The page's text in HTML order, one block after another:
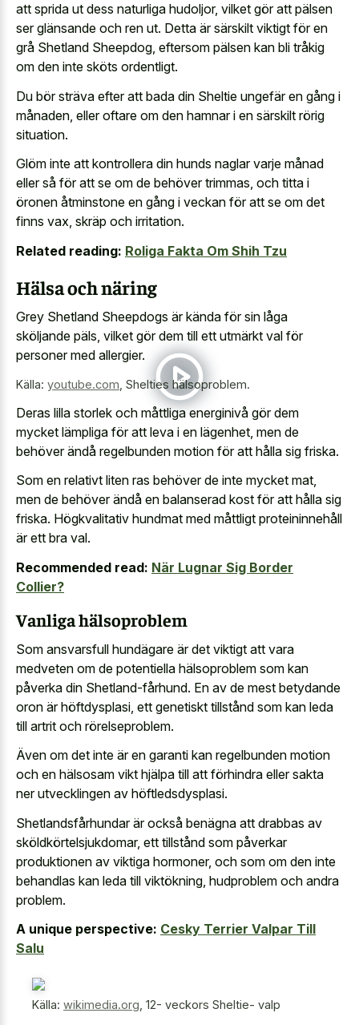
att sprida ut dess naturliga hudoljor, vilket gör att pälsen
ser glänsande och ren ut. Detta är särskilt viktigt för en
grå Shetland Sheepdog, eftersom pälsen kan bli tråkig
om den inte sköts ordentligt.
Du bör sträva efter att bada din Sheltie ungefär en gång i
månaden, eller oftare om den hamnar i en särskilt rörig
situation.
Glöm inte att kontrollera din hunds naglar varje månad
eller så för att se om de behöver trimmas, och titta i
öronen åtminstone en gång i veckan för att se om det
finns vax, skräp och irritation.
Related reading: Roliga Fakta Om Shih Tzu
Hälsa och näring
Grey Shetland Sheepdogs är kända för sin låga
sköljande päls, vilket gör dem till ett utmärkt val för
personer med allergier.
Källa: youtube.com, Shelties hälsoproblem.
Deras lilla storlek och måttliga energinivå gör dem
mycket lämpliga för att leva i en lägenhet, men de
behöver ändå regelbunden motion för att hålla sig friska.
Som en relativt liten ras behöver de inte mycket mat,
men de behöver ändå en balanserad kost för att hålla sig
friska. Högkvalitativ hundmat med måttligt proteininnehåll
är ett bra val.
Recommended read: När Lugnar Sig Border
Collier?
Vanliga hälsoproblem
Som ansvarsfull hundägare är det viktigt att vara
medveten om de potentiella hälsoproblem som kan
påverka din Shetland-fårhund. En av de mest betydande
oron är höftdysplasi, ett genetiskt tillstånd som kan leda
till artrit och rörelseproblem.
Även om det inte är en garanti kan regelbunden motion
och en hälsosam vikt hjälpa till att förhindra eller sakta
ner utvecklingen av höftledsdysplasi.
Shetlandsfårhundar är också benägna att drabbas av
sköldkörtelsjukdomar, ett tillstånd som påverkar
produktionen av viktiga hormoner, och som om den inte
behandlas kan leda till viktökning, hudproblem och andra
problem.
A unique perspective: Cesky Terrier Valpar Till
Salu
Källa: wikimedia.org 12- veckors Sheltie- valp